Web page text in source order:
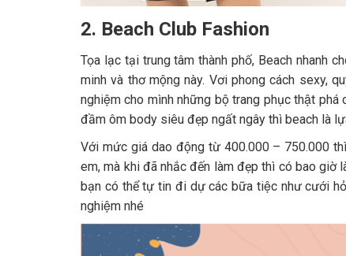
2. Beach Club Fashion
Tọa lạc tại trung tâm thành phố, Beach nhanh
minh và thơ mộng này. Vơi phong cách sexy,
nghiệm cho mình những bộ trang phục thật
đầm ôm body siêu đẹp ngất ngây thì beach là
Với mức giá dao động từ 400.000 – 750.000
em, mà khi đã nhắc đến làm đẹp thì có bao giờ
bạn có thể tự tin đi dự các bữa tiệc như cưới
nghiệm nhé